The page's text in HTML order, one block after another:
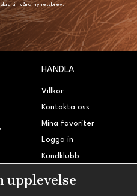
till våra nyhetsbrev.
HANDLA
Villkor
Kontakta oss
Mina favoriter
Logga in
Kundklubb
upplevelse